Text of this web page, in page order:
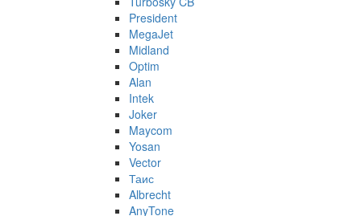
President
MegaJet
Midland
Optim
Alan
Intek
Joker
Maycom
Yosan
Vector
Таис
Albrecht
AnyTone